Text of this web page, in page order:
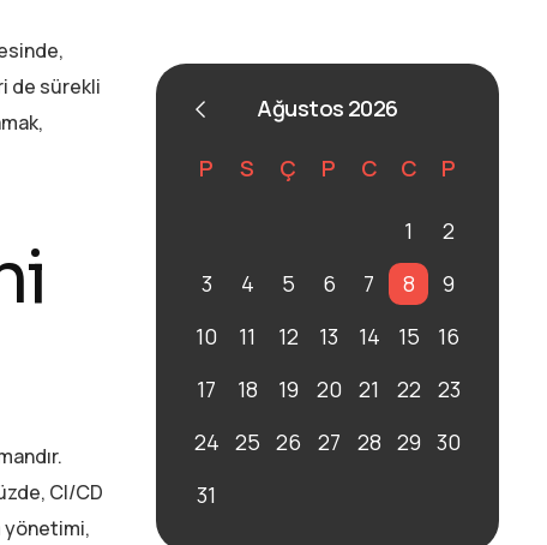
de sürekli
CI/CD
Ağustos 2026
P S Ç P C C P
1
2
3
4 5 6 7 8
9
10
11 12 13 14 15
16
17
18 19 20 21 22
23
24 25 26 27 28 29 30
31